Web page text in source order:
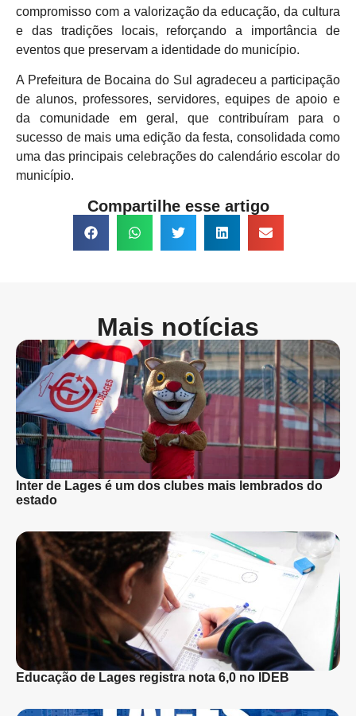
compromisso com a valorização da educação, da cultura
e das tradições locais, reforçando a importância de
eventos que preservam a identidade do município.
A Prefeitura de Bocaina do Sul agradeceu a participação
de alunos, professores, servidores, equipes de apoio e
da comunidade em geral, que contribuíram para o
sucesso de mais uma edição da festa, consolidada como
uma das principais celebrações do calendário escolar do
município.
Compartilhe esse artigo
Mais notícias
Inter de Lages é um dos clubes mais lembrados do
estado
Educação de Lages registra nota 6,0 no IDEB